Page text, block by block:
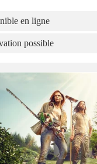
en ligne
possible